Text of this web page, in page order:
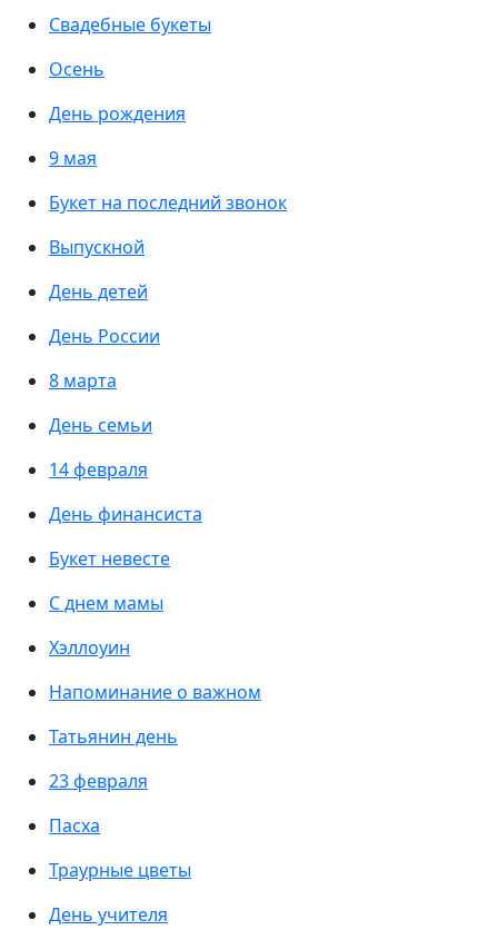
Свадебные букеты
Осень
День рождения
9 мая
Букет на последний звонок
Выпускной
День детей
День России
8 марта
День семьи
14 февраля
День финансиста
Букет невесте
С днем мамы
Хэллоуин
Напоминание о важном
Татьянин день
23 февраля
Пасха
Траурные цветы
День учителя